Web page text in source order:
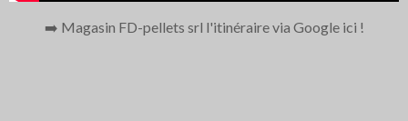
➡️ Magasin FD-pellets srl l'itinéraire via Google ici !